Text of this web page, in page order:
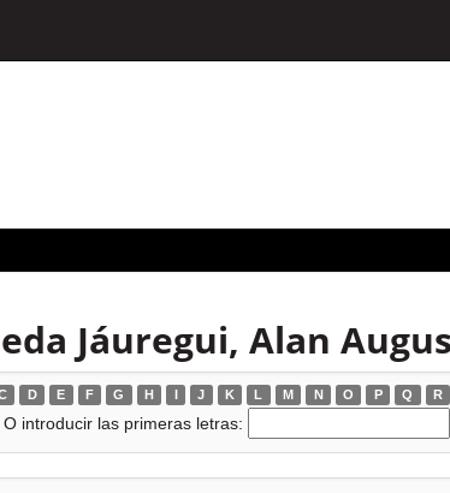
Jáuregui, Alan
D E F G H I J K L M N O P Q R
O introducir las primeras letras: